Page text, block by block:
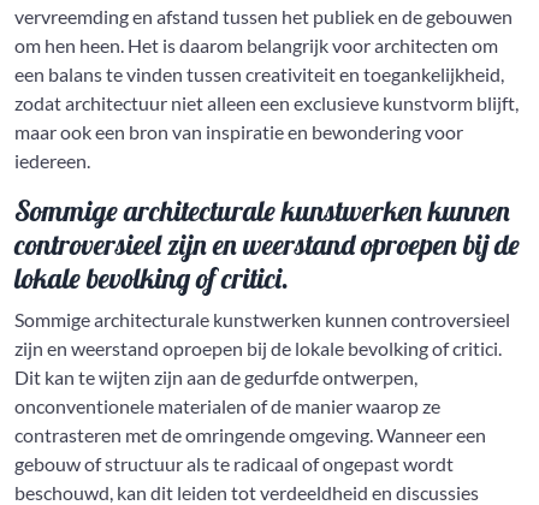
vervreemding en afstand tussen het publiek en de gebouwen
om hen heen. Het is daarom belangrijk voor architecten om
een balans te vinden tussen creativiteit en toegankelijkheid,
zodat architectuur niet alleen een exclusieve kunstvorm blijft,
maar ook een bron van inspiratie en bewondering voor
iedereen.
Sommige architecturale kunstwerken kunnen
controversieel zijn en weerstand oproepen bij de
lokale bevolking of critici.
Sommige architecturale kunstwerken kunnen controversieel
zijn en weerstand oproepen bij de lokale bevolking of critici.
Dit kan te wijten zijn aan de gedurfde ontwerpen,
onconventionele materialen of de manier waarop ze
contrasteren met de omringende omgeving. Wanneer een
gebouw of structuur als te radicaal of ongepast wordt
beschouwd, kan dit leiden tot verdeeldheid en discussies